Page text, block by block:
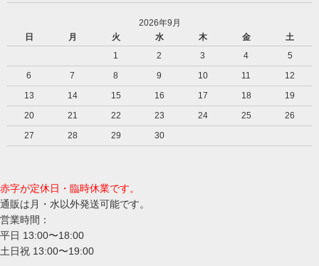
2026年9月
日
月 火 水 木 金
土
1
2 3 4
5
6
7 8 9 10 11
12
13
14 15 16 17 18
19
20
21 22 23 24 25
26
27
28 29 30
赤字が定休日・臨時休業です。
通販は月・水以外発送可能です。
営業時間：
平日 13:00〜18:00
土日祝 13:00〜19:00